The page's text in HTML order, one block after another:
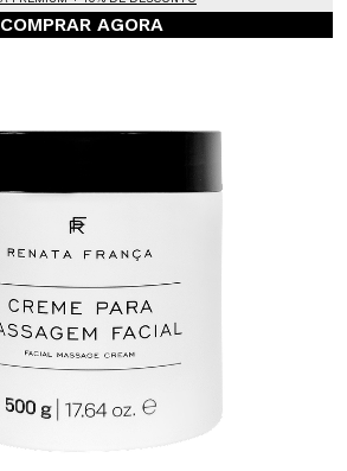
COMPRAR AGORA